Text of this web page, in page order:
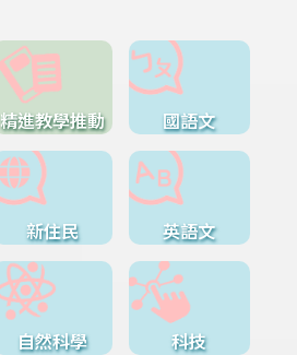
精進教學推動 國語文
新住民 英語文
自然科學 科技